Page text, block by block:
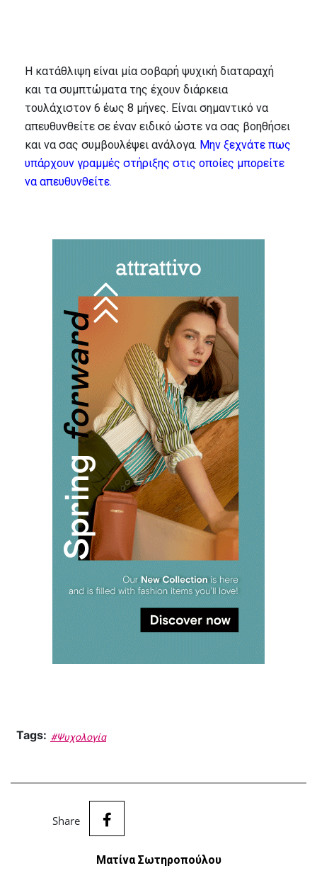
Η κατάθλιψη είναι μία σοβαρή ψυχική διαταραχή
και τα συμπτώματα της έχουν διάρκεια
τουλάχιστον 6 έως 8 μήνες. Είναι σημαντικό να
απευθυνθείτε σε έναν ειδικό ώστε να σας βοηθήσει
και να σας συμβουλέψει ανάλογα. Μην ξεχνάτε πως
υπάρχουν γραμμές στήριξης στις οποίες μπορείτε
να απευθυνθείτε.
Tags: #Ψυχολογία
Share
Ματίνα Σωτηροπούλου